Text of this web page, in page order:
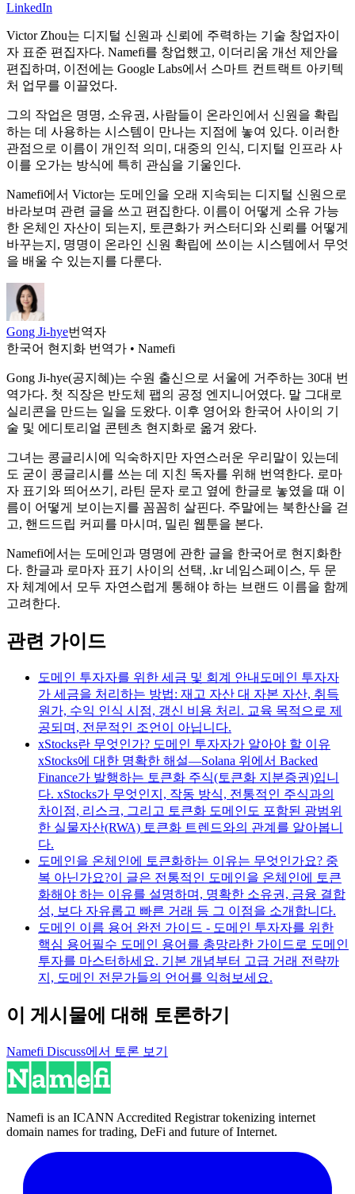
LinkedIn
Victor Zhou는 디지털 신원과 신뢰에 주력하는 기술 창업자이
자 표준 편집자다. Namefi를 창업했고, 이더리움 개선 제안을
편집하며, 이전에는 Google Labs에서 스마트 컨트랙트 아키텍
처 업무를 이끌었다.
그의 작업은 명명, 소유권, 사람들이 온라인에서 신원을 확립
하는 데 사용하는 시스템이 만나는 지점에 놓여 있다. 이러한
관점으로 이름이 개인적 의미, 대중의 인식, 디지털 인프라 사
이를 오가는 방식에 특히 관심을 기울인다.
Namefi에서 Victor는 도메인을 오래 지속되는 디지털 신원으로
바라보며 관련 글을 쓰고 편집한다. 이름이 어떻게 소유 가능
한 온체인 자산이 되는지, 토큰화가 커스터디와 신뢰를 어떻게
바꾸는지, 명명이 온라인 신원 확립에 쓰이는 시스템에서 무엇
을 배울 수 있는지를 다룬다.
Gong Ji-hye번역자
한국어 현지화 번역가 • Namefi
Gong Ji-hye(공지혜)는 수원 출신으로 서울에 거주하는 30대 번
역가다. 첫 직장은 반도체 팹의 공정 엔지니어였다. 말 그대로
실리콘을 만드는 일을 도왔다. 이후 영어와 한국어 사이의 기
술 및 에디토리얼 콘텐츠 현지화로 옮겨 왔다.
그녀는 콩글리시에 익숙하지만 자연스러운 우리말이 있는데
도 굳이 콩글리시를 쓰는 데 지친 독자를 위해 번역한다. 로마
자 표기와 띄어쓰기, 라틴 문자 로고 옆에 한글로 놓였을 때 이
름이 어떻게 보이는지를 꼼꼼히 살핀다. 주말에는 북한산을 걷
고, 핸드드립 커피를 마시며, 밀린 웹툰을 본다.
Namefi에서는 도메인과 명명에 관한 글을 한국어로 현지화한
다. 한글과 로마자 표기 사이의 선택, .kr 네임스페이스, 두 문
자 체계에서 모두 자연스럽게 통해야 하는 브랜드 이름을 함께
고려한다.
관련 가이드
도메인 투자자를 위한 세금 및 회계 안내 도메인 투자자
가 세금을 처리하는 방법: 재고 자산 대 자본 자산, 취득
원가, 수익 인식 시점, 갱신 비용 처리. 교육 목적으로 제
공되며, 전문적인 조언이 아닙니다.
xStocks란 무엇인가? 도메인 투자자가 알아야 할 이유
xStocks에 대한 명확한 해설—Solana 위에서 Backed
Finance가 발행하는 토큰화 주식(토큰화 지분증권)입니
다. xStocks가 무엇인지, 작동 방식, 전통적인 주식과의
차이점, 리스크, 그리고 토큰화 도메인도 포함된 광범위
한 실물자산(RWA) 토큰화 트렌드와의 관계를 알아봅니
다.
도메인을 온체인에 토큰화하는 이유는 무엇인가요? 중
복 아닌가요?이 글은 전통적인 도메인을 온체인에 토큰
화해야 하는 이유를 설명하며, 명확한 소유권, 금융 결합
성, 보다 자유롭고 빠른 거래 등 그 이점을 소개합니다.
도메인 이름 용어 완전 가이드 - 도메인 투자자를 위한
핵심 용어 필수 도메인 용어를 총망라한 가이드로 도메인
투자를 마스터하세요. 기본 개념부터 고급 거래 전략까
지, 도메인 전문가들의 언어를 익혀보세요.
이 게시물에 대해 토론하기
Namefi Discuss에서 토론 보기
Namefi is an ICANN Accredited Registrar tokenizing internet
domain names for trading, DeFi and future of Internet.